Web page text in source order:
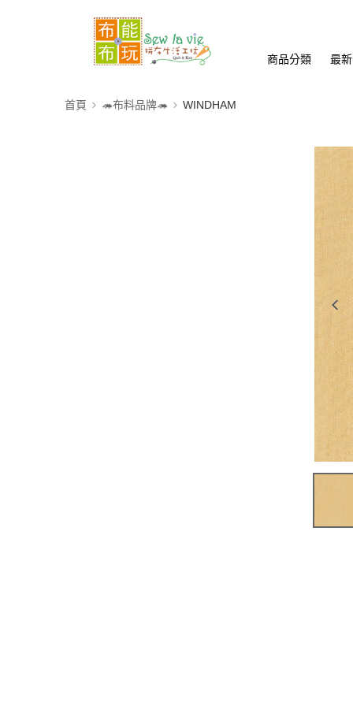
商品分類 最
首頁 🦔布料品牌🦔 WINDHAM